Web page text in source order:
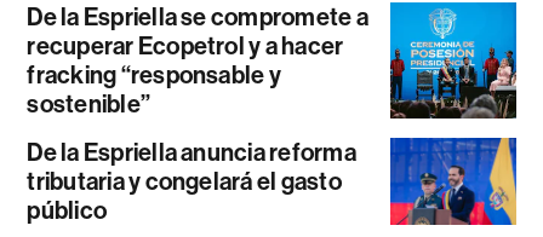
De la Espriella se compromete a
recuperar Ecopetrol y a hacer
fracking “responsable y
sostenible”
De la Espriella anuncia reforma
tributaria y congelará el gasto
público